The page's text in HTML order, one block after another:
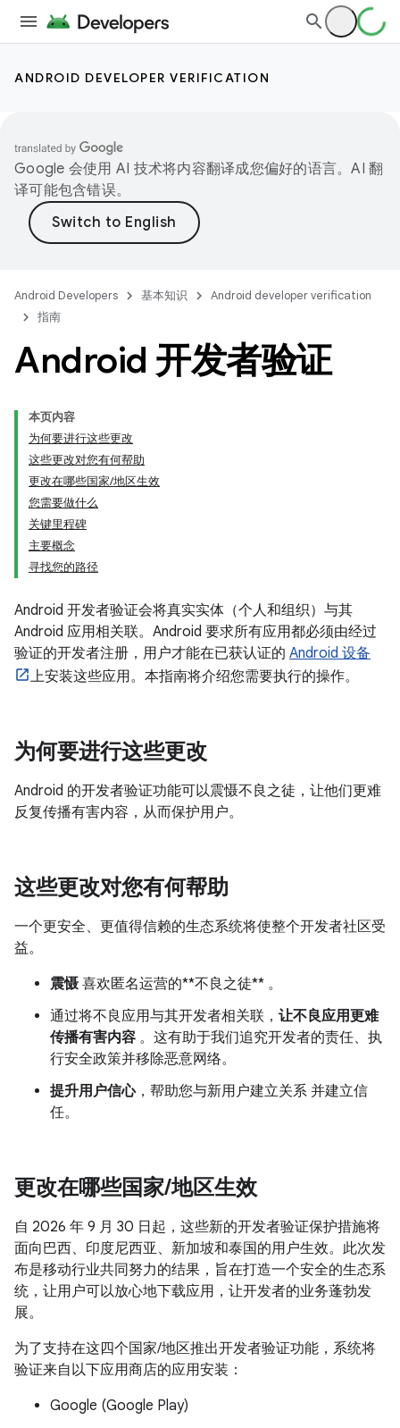
ANDROID DEVELOPER VERIFICATION
Google 会使用 AI 技术将内容翻译成您偏好的语言。AI 翻
译可能包含错误。
Android Developers 基本知识
Android developer verification
指南
Android 开发者验证
本页内容
为何要进行这些更改
这些更改对您有何帮助
更改在哪些国家/地区生效
您需要做什么
关键里程碑
主要概念
寻找您的路径
Android 开发者验证会将真实实体（个人和组织）与其
Android 应用相关联。Android 要求所有应用都必须由经过
验证的开发者注册，用户才能在已获认证的 Android 设备
上安装这些应用。本指南将介绍您需要执行的操作。
为何要进行这些更改
Android 的开发者验证功能可以震慑不良之徒，让他们更难
反复传播有害内容，从而保护用户。
这些更改对您有何帮助
一个更安全、更值得信赖的生态系统将使整个开发者社区受
益。
震慑 喜欢匿名运营的**不良之徒** 。
通过将不良应用与其开发者相关联， 让不良应用更难
传播有害内容 。这有助于我们追究开发者的责任、执
行安全政策并移除恶意网络。
提升用户信心，帮助您与新用户建立关系 并建立信
任。
更改在哪些国家/地区生效
自 2026 年 9 月 30 日起，这些新的开发者验证保护措施将
面向巴西、印度尼西亚、新加坡和泰国的用户生效。此次发
布是移动行业共同努力的结果，旨在打造一个安全的生态系
统，让用户可以放心地下载应用，让开发者的业务蓬勃发
展。
为了支持在这四个国家/地区推出开发者验证功能，系统将
验证来自以下应用商店的应用安装：
Google (Google Play)